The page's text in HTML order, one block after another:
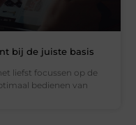
bij de juiste basis
liefst focussen op de
bedienen van